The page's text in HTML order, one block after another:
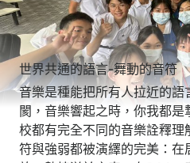
世界共通的語言-舞動的音符
音樂是種能把所有人拉近的
閡，音樂響起之時，你我都
校都有完全不同的音樂詮釋理
符與強弱都被演繹的完美：